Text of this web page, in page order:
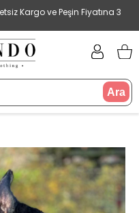
Kargo ve Peşin Fiyatına 3
Ara